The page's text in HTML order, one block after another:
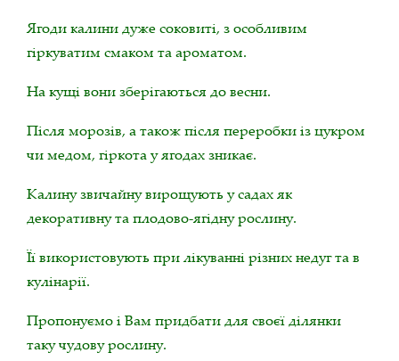
Ягоди калини дуже соковиті, з особливим
гіркуватим смаком та ароматом.
На кущі вони зберігаються до весни.
Після морозів, а також після переробки із цукром
чи медом, гіркота у ягодах зникає.
Калину звичайну вирощують у садах як
декоративну та плодово-ягідну рослину.
Її використовують при лікуванні різних недуг та в
кулінарії.
Пропонуємо і Вам придбати для своєї ділянки
таку чудову рослину.